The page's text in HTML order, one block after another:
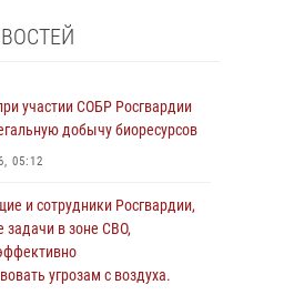
участии СОБР Росгвардии
добычу биоресурсов
05:12
и сотрудники Росгвардии,
в зоне СВО,
угрозам с воздуха.